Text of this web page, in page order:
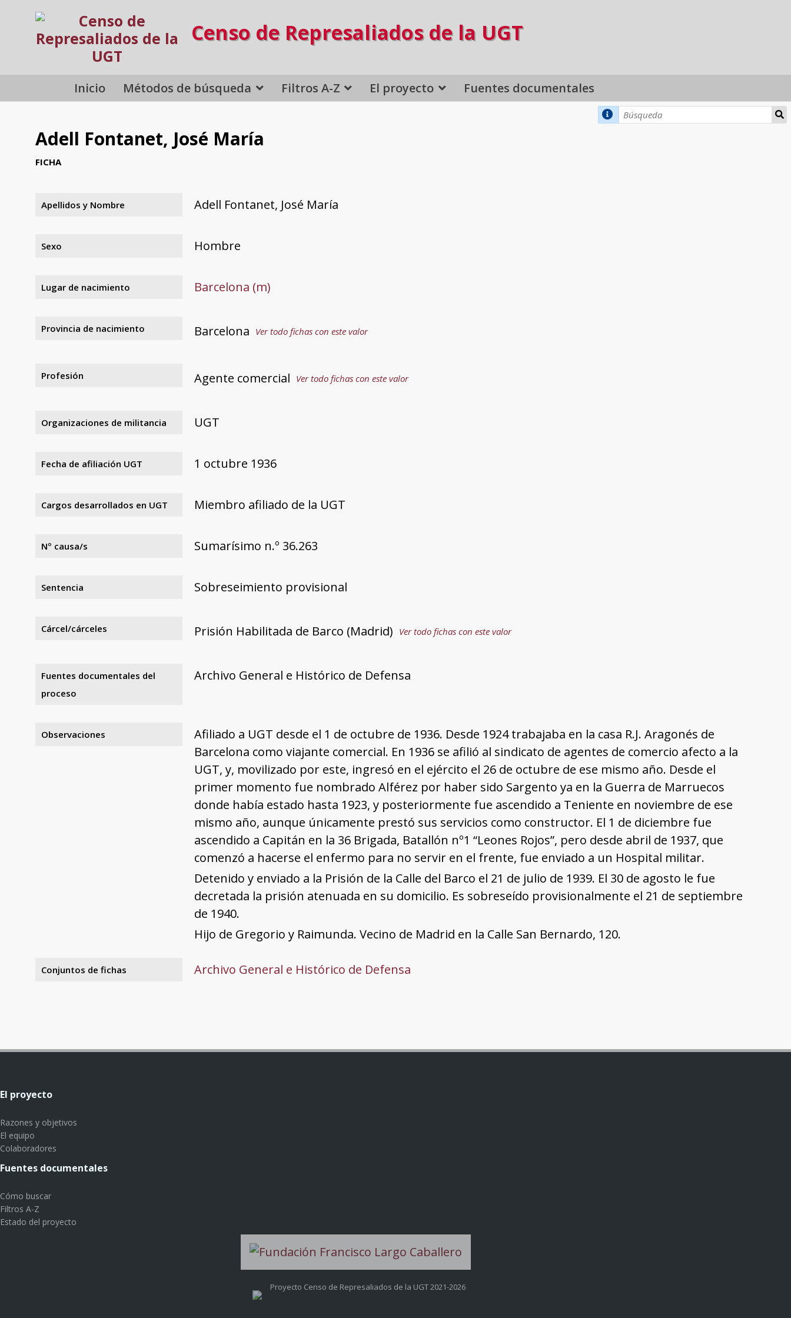
Censo de Represaliados de la UGT
Inicio Métodos de búsqueda Filtros A-Z El proyecto Fuentes documentales
Adell Fontanet, José María
FICHA
Apellidos y Nombre Adell Fontanet, José María
Sexo Hombre
Lugar de nacimiento Barcelona (m)
Provincia de nacimiento Barcelona Ver todo fichas con este valor
Profesión Agente comercial Ver todo fichas con este valor
Organizaciones de militancia UGT
Fecha de afiliación UGT 1 octubre 1936
Cargos desarrollados en UGT Miembro afiliado de la UGT
Nº causa/s Sumarísimo n.º 36.263
Sentencia Sobreseimiento provisional
Cárcel/cárceles Prisión Habilitada de Barco (Madrid) Ver todo fichas con este valor
Fuentes documentales del
proceso
Archivo General e Histórico de Defensa
Observaciones
Afiliado a UGT desde el 1 de octubre de 1936. Desde 1924 trabajaba en la casa R.J. Aragonés de
Barcelona como viajante comercial. En 1936 se afilió al sindicato de agentes de comercio afecto a la
UGT, y, movilizado por este, ingresó en el ejército el 26 de octubre de ese mismo año. Desde el
primer momento fue nombrado Alférez por haber sido Sargento ya en la Guerra de Marruecos
donde había estado hasta 1923, y posteriormente fue ascendido a Teniente en noviembre de ese
mismo año, aunque únicamente prestó sus servicios como constructor. El 1 de diciembre fue
ascendido a Capitán en la 36 Brigada, Batallón nº1 “Leones Rojos”, pero desde abril de 1937, que
comenzó a hacerse el enfermo para no servir en el frente, fue enviado a un Hospital militar.
Detenido y enviado a la Prisión de la Calle del Barco el 21 de julio de 1939. El 30 de agosto le fue
decretada la prisión atenuada en su domicilio. Es sobreseído provisionalmente el 21 de septiembre
de 1940.
Hijo de Gregorio y Raimunda. Vecino de Madrid en la Calle San Bernardo, 120.
Conjuntos de fichas Archivo General e Histórico de Defensa
El proyecto
Razones y objetivos
El equipo
Colaboradores
Fuentes documentales
Cómo buscar
Filtros A-Z
Estado del proyecto
Proyecto Censo de Represaliados de la UGT 2021-2026